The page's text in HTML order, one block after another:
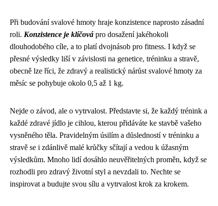
Při budování svalové hmoty hraje konzistence naprosto zásadní
roli. Konzistence je klíčová pro dosažení jakéhokoli
dlouhodobého cíle, a to platí dvojnásob pro fitness. I když se
přesné výsledky liší v závislosti na genetice, tréninku a stravě,
obecně lze říci, že zdravý a realistický nárůst svalové hmoty za
měsíc se pohybuje okolo 0,5 až 1 kg.
Nejde o závod, ale o vytrvalost. Představte si, že každý trénink a
každé zdravé jídlo je cihlou, kterou přidáváte ke stavbě vašeho
vysněného těla. Pravidelným úsilím a důsledností v tréninku a
stravě se i zdánlivě malé krůčky sčítají a vedou k úžasným
výsledkům. Mnoho lidí dosáhlo neuvěřitelných proměn, když se
rozhodli pro zdravý životní styl a nevzdali to. Nechte se
inspirovat a budujte svou sílu a vytrvalost krok za krokem.